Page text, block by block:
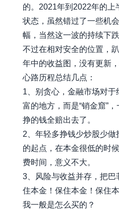
的。2021年到2022年的上
状态，虽然错过了一些机
幅，当然这一波的持续下
不过在相对安全的位置，
年中的收益图，没有更新
心路历程总结几点：
1、别贪心，金融市场对
富的地方，而是“销金窟”
挣的钱全赔出去了。
2、年轻多挣钱少炒股少
的起点，在本金很低的时
费时间，意义不大。
3、风险与收益并存，把巴
住本金！保住本金！保住本
我一般是怎么买的？